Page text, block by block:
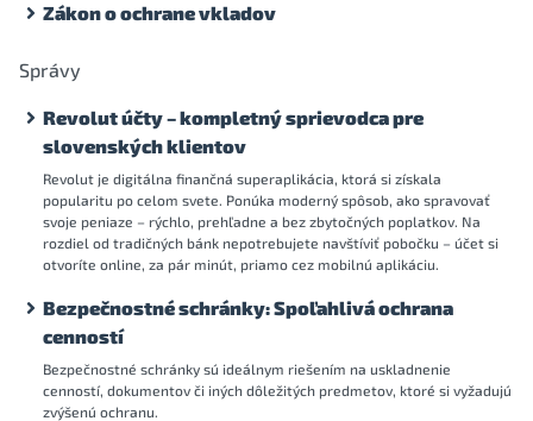
Zákon o ochrane vkladov
Správy
Revolut účty – kompletný sprievodca pre
slovenských klientov
Revolut je digitálna finančná superaplikácia, ktorá si získala
popularitu po celom svete. Ponúka moderný spôsob, ako spravovať
svoje peniaze – rýchlo, prehľadne a bez zbytočných poplatkov. Na
rozdiel od tradičných bánk nepotrebujete navštíviť pobočku – účet si
otvoríte online, za pár minút, priamo cez mobilnú aplikáciu.
Bezpečnostné schránky: Spoľahlivá ochrana
cenností
Bezpečnostné schránky sú ideálnym riešením na uskladnenie
cenností, dokumentov či iných dôležitých predmetov, ktoré si vyžadujú
zvýšenú ochranu.